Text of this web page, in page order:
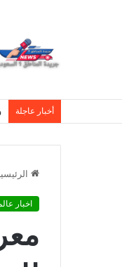
أخبار عاجلة
اخبار